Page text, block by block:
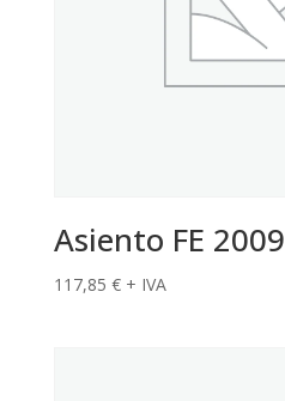
Asiento FE 2009
117,85 € + IVA